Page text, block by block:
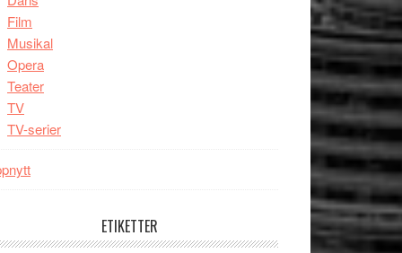
Film
Musikal
Opera
Teater
TV
TV-serier
ETIKETTER